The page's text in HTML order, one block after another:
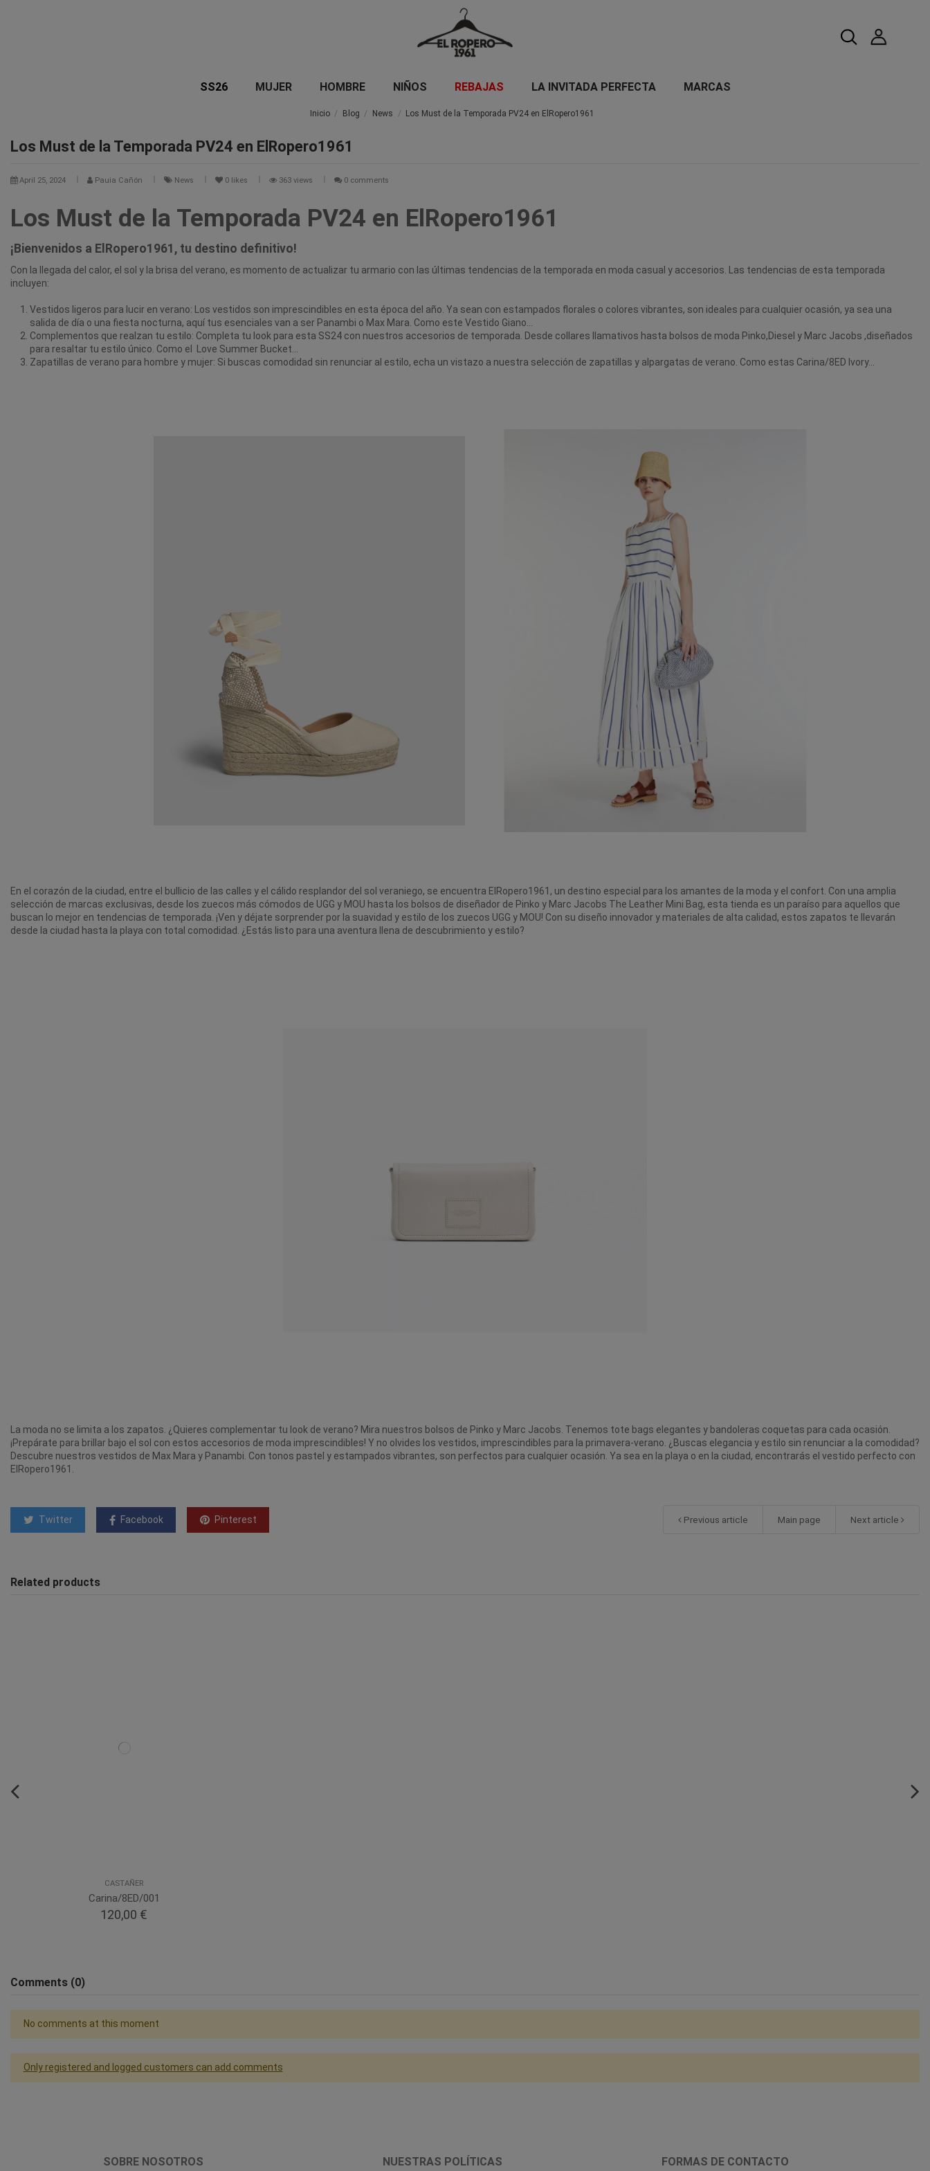
SS26 MUJER HOMBRE NIÑOS REBAJAS LA INVITADA PERFECTA MARCAS
Inicio Blog News Los Must de la Temporada PV24 en ElRopero1961
Los Must de la Temporada PV24 en ElRopero1961
April 25, 2024 Pauia Cañón News 0 likes 363 views 0 comments
Los Must de la Temporada PV24 en ElRopero1961
¡Bienvenidos a ElRopero1961, tu destino definitivo!
Con la llegada del calor, el sol y la brisa del verano, es momento de actualizar tu armario con las últimas tendencias de la temporada en moda casual y accesorios. Las tendencias de esta temporada
incluyen:
Vestidos ligeros para lucir en verano: Los vestidos son imprescindibles en esta época del año. Ya sean con estampados florales o colores vibrantes, son ideales para cualquier ocasión, ya sea una
salida de día o una fiesta nocturna, aquí tus esenciales van a ser Panambi o Max Mara. Como este Vestido Giano...
Complementos que realzan tu estilo: Completa tu look para esta SS24 con nuestros accesorios de temporada. Desde collares llamativos hasta bolsos de moda Pinko,Diesel y Marc Jacobs ,diseñados
para resaltar tu estilo único. Como el
Love Summer Bucket...
Zapatillas de verano para hombre y mujer: Si buscas comodidad sin renunciar al estilo, echa un vistazo a nuestra selección de zapatillas y alpargatas de verano. Como estas Carina/8ED Ivory...
En el corazón de la ciudad, entre el bullicio de las calles y el cálido resplandor del sol veraniego, se encuentra ElRopero1961, un destino especial para los amantes de la moda y el confort. Con una amplia
selección de marcas exclusivas, desde los zuecos más cómodos de UGG y MOU hasta los bolsos de diseñador de Pinko y Marc Jacobs The Leather Mini Bag, esta tienda es un paraíso para aquellos que
buscan lo mejor en tendencias de temporada. ¡Ven y déjate sorprender por la suavidad y estilo de los zuecos UGG y MOU! Con su diseño innovador y materiales de alta calidad, estos zapatos te llevarán
desde la ciudad hasta la playa con total comodidad. ¿Estás listo para una aventura llena de descubrimiento y estilo?
La moda no se limita a los zapatos. ¿Quieres complementar tu look de verano? Mira nuestros bolsos de Pinko y Marc Jacobs. Tenemos tote bags elegantes y bandoleras coquetas para cada ocasión.
¡Prepárate para brillar bajo el sol con estos accesorios de moda imprescindibles! Y no olvides los vestidos, imprescindibles para la primavera-verano. ¿Buscas elegancia y estilo sin renunciar a la comodidad?
Descubre nuestros vestidos de Max Mara y Panambi. Con tonos pastel y estampados vibrantes, son perfectos para cualquier ocasión. Ya sea en la playa o en la ciudad, encontrarás el vestido perfecto con
ElRopero1961.
Twitter Facebook Pinterest Previous article Main page Next article
Related products
CASTAÑER
Carina/8ED/001
120,00 €
Comments (0)
No comments at this moment
Only registered and logged customers can add comments
SOBRE NOSOTROS NUESTRAS POLÍTICAS FORMAS DE CONTACTO